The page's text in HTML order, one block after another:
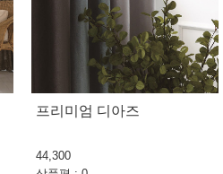
프리미엄 디아즈
44,300